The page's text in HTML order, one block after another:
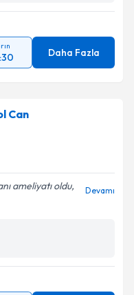
Daha Fazla
Can
ameliyatı oldu,
Devamı